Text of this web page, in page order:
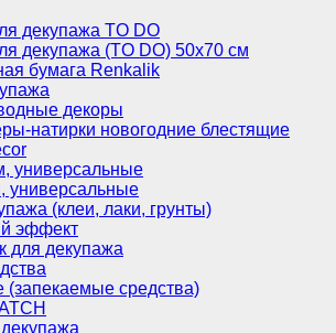
декупажа TO DO
декупажа (TO DO) 50х70 см
бумага Renkalik
декоры
натирки новогодние блестящие
универсальные
универсальные
(клеи, лаки, грунты)
эффект
для декупажа
(запекаемые средства)